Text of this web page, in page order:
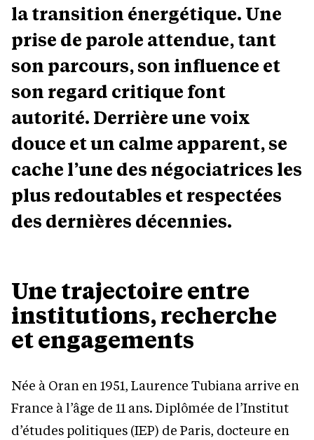
la transition énergétique. Une
prise de parole attendue, tant
son parcours, son influence et
son regard critique font
autorité. Derrière une voix
douce et un calme apparent, se
cache l’une des négociatrices les
plus redoutables et respectées
des dernières décennies.
Une trajectoire entre
institutions, recherche
et engagements
Née à Oran en 1951, Laurence Tubiana arrive en
France à l’âge de 11 ans. Diplômée de l’Institut
d’études politiques (IEP) de Paris, docteure en